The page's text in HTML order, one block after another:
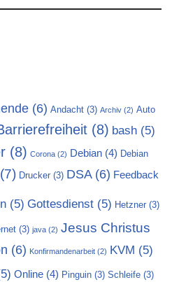
(6) Andacht (3) Archiv (2) Auto
(8) bash (5)
(8) Corona (2) Debian (4) Debian
(7) Drucker (3) DSA(6) Feedback
(5) Gottesdienst (5) Hetzner (3)
(3) java (2) Jesus Christus
(6) Konfirmandenarbeit (2) KVM (5)
Online (4) Pinguin (3) Schleife (3)